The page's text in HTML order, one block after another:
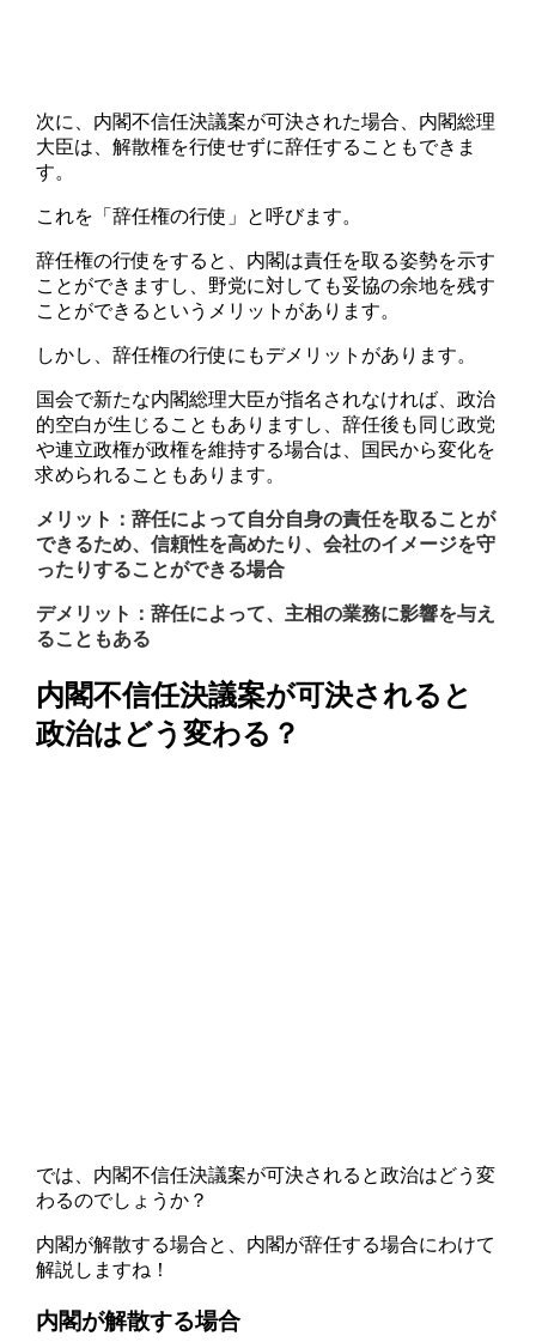
次に、内閣不信任決議案が可決された場合、内閣総理
大臣は、解散権を行使せずに辞任することもできま
す。
これを「辞任権の行使」と呼びます。
辞任権の行使をすると、内閣は責任を取る姿勢を示す
ことができますし、野党に対しても妥協の余地を残す
ことができるというメリットがあります。
しかし、辞任権の行使にもデメリットがあります。
国会で新たな内閣総理大臣が指名されなければ、政治
的空白が生じることもありますし、辞任後も同じ政党
や連立政権が政権を維持する場合は、国民から変化を
求められることもあります。
メリット：辞任によって自分自身の責任を取ることが
できるため、信頼性を高めたり、会社のイメージを守
ったりすることができる場合
デメリット：辞任によって、主相の業務に影響を与え
ることもある
内閣不信任決議案が可決されると
政治はどう変わる？
では、内閣不信任決議案が可決されると政治はどう変
わるのでしょうか？
内閣が解散する場合と、内閣が辞任する場合にわけて
解説しますね！
内閣が解散する場合